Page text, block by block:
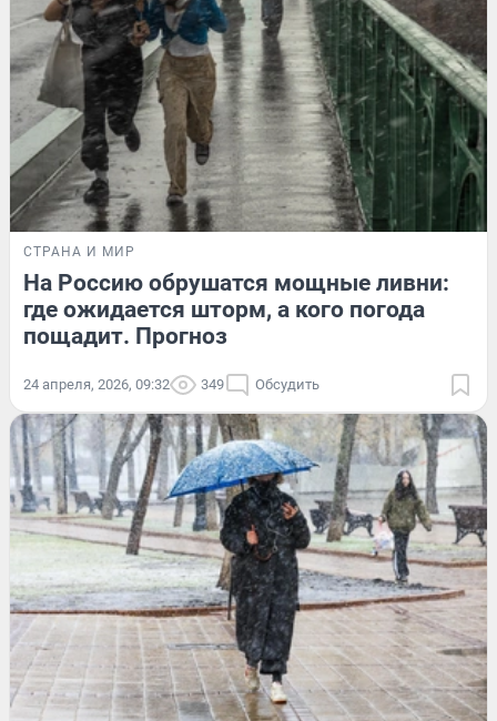
СТРАНА И МИР
На Россию обрушатся мощные ливни:
где ожидается шторм, а кого погода
пощадит. Прогноз
24 апреля, 2026, 09:32 349 Обсудить